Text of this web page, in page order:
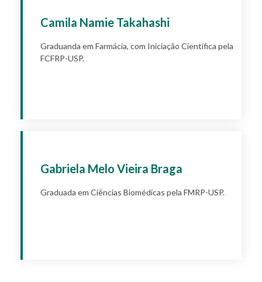
Camila Namie Takahashi
Graduanda em Farmácia, com Iniciação Científica pela
FCFRP-USP.
Gabriela Melo Vieira Braga
Graduada em Ciências Biomédicas pela FMRP-USP.